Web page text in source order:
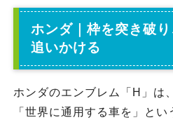
ホンダ｜枠を突き破
追いかける
ホンダのエンブレム「H」は
「世界に通用する車を」と